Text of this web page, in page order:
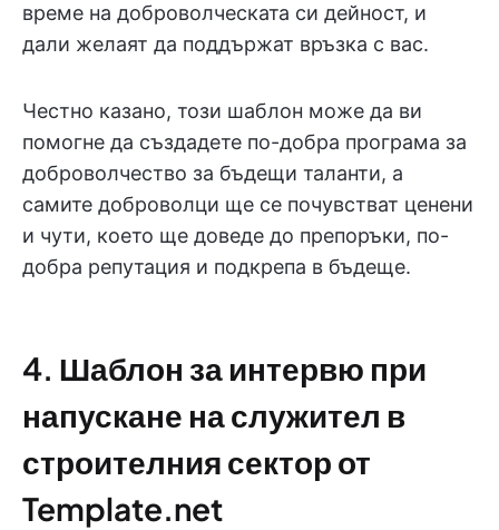
време на доброволческата си дейност, и
дали желаят да поддържат връзка с вас.
Честно казано, този шаблон може да ви
помогне да създадете по-добра програма за
доброволчество за бъдещи таланти, а
самите доброволци ще се почувстват ценени
и чути, което ще доведе до препоръки, по-
добра репутация и подкрепа в бъдеще.
4. Шаблон за интервю при
напускане на служител в
строителния сектор от
Template.net